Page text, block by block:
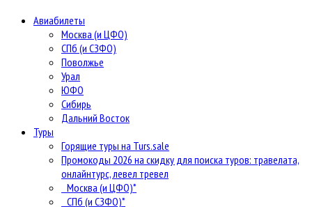
Авиабилеты
Москва (и ЦФО)
СПб (и СЗФО)
Поволжье
Урал
ЮФО
Сибирь
Дальний Восток
Туры
Горящие туры на Turs.sale
Промокоды 2026 на скидку для поиска туров: травелата,
онлайнтурс, левел тревел
Москва (и ЦФО)*
СПб (и СЗФО)*